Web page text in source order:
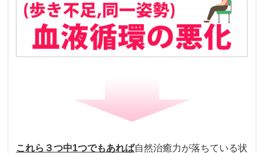
これら３つ中1つでもあれば自然治癒力が落ちている状